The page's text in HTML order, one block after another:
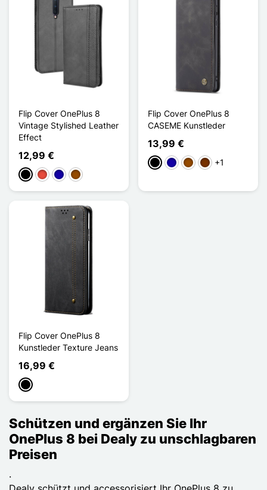
Flip Cover OnePlus 8
Vintage Stylished Leather
Effect
12,99 €
Schwarz
Rot Dunkelblau
Braun
Flip Cover OnePlus 8
CASEME Kunstleder
13,99 €
SchwarzDunkelblau
BraunKaffee
+1
Flip Cover OnePlus 8
Kunstleder Texture Jeans
16,99 €
Schwarz
Schützen und ergänzen Sie Ihr
OnePlus 8 bei Dealy zu unschlagbaren
Preisen
.